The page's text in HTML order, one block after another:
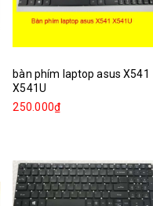
bàn phím laptop asus X541
X541U
250.000₫